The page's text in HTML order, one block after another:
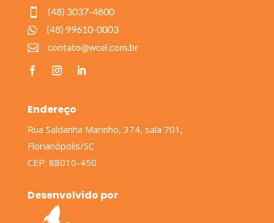
 (48) 3037-4800
 (48) 99610-0003
 contato@wcei.com.br
Endereço
Rua Saldanha Marinho, 374, sala 701,
Florianópolis/SC
CEP: 88010-450
Desenvolvido por